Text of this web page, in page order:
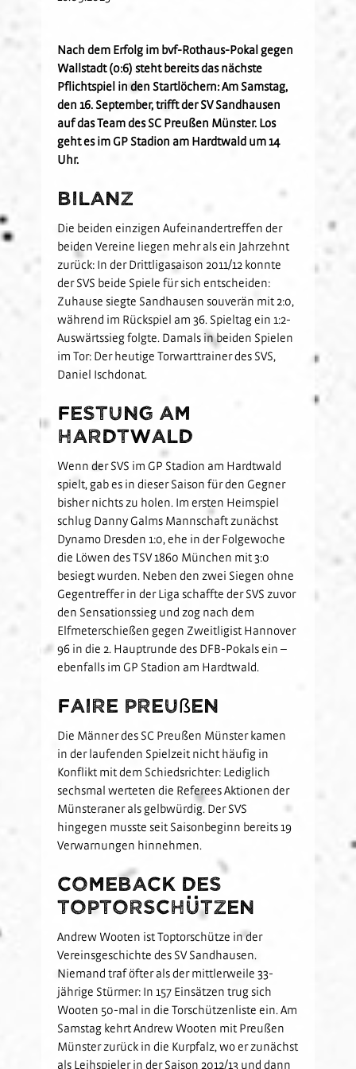
Gästefans
Nachhaltigkeit
Vorfall melden
Hast Du Nala gesehen?
Vorstand
Historie
Hardtwald-Helden
Stadion am Hardtwald
Partner
Partner-Familie
Hospitality
Sponsoring
Jobs
U17
U16
U15
U14
U13
U12
Förderteam
Förderverein
Sandhäuser Kids
Nach dem Erfolg im bvf-Rothaus-Pokal gegen
Wallstadt (0:6) steht bereits das nächste
Pflichtspiel in den Startlöchern: Am Samstag,
den 16. September, trifft der SV Sandhausen
auf das Team des SC Preußen Münster. Los
geht es im GP Stadion am Hardtwald um 14
Uhr.
Bilanz
Die beiden einzigen Aufeinandertreffen der
beiden Vereine liegen mehr als ein Jahrzehnt
zurück: In der Drittligasaison 2011/12 konnte
der SVS beide Spiele für sich entscheiden:
Zuhause siegte Sandhausen souverän mit 2:0,
während im Rückspiel am 36. Spieltag ein 1:2-
Auswärtssieg folgte. Damals in beiden Spielen
im Tor: Der heutige Torwarttrainer des SVS,
Daniel Ischdonat.
Festung am
Hardtwald
Wenn der SVS im GP Stadion am Hardtwald
spielt, gab es in dieser Saison für den Gegner
bisher nichts zu holen. Im ersten Heimspiel
schlug Danny Galms Mannschaft zunächst
Dynamo Dresden 1:0, ehe in der Folgewoche
die Löwen des TSV 1860 München mit 3:0
besiegt wurden. Neben den zwei Siegen ohne
Gegentreffer in der Liga schaffte der SVS zuvor
den Sensationssieg und zog nach dem
Elfmeterschießen gegen Zweitligist Hannover
96 in die 2. Hauptrunde des DFB-Pokals ein –
ebenfalls im GP Stadion am Hardtwald.
Faire Preußen
Die Männer des SC Preußen Münster kamen
in der laufenden Spielzeit nicht häufig in
Konflikt mit dem Schiedsrichter: Lediglich
sechsmal werteten die Referees Aktionen der
Münsteraner als gelbwürdig. Der SVS
hingegen musste seit Saisonbeginn bereits 19
Verwarnungen hinnehmen.
Comeback des
Toptorschützen
Andrew Wooten ist Toptorschütze in der
Vereinsgeschichte des SV Sandhausen.
Niemand traf öfter als der mittlerweile 33-
jährige Stürmer: In 157 Einsätzen trug sich
Wooten 50-mal in die Torschützenliste ein. Am
Samstag kehrt Andrew Wooten mit Preußen
Münster zurück in die Kurpfalz, wo er zunächst
als Leihspieler in der Saison 2012/13 und dann